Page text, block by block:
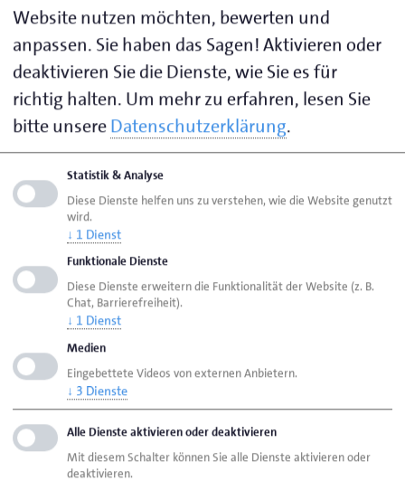
benötigten Materialien/Werkzeuge.
Blockplan:
Plan Maurer:in 1. Lehrjahr (100,48 KB)
Maurer/in 1. Lehrjahr
Plan Maurer:in 3. Lehrjahr (95,17 KB)
Materialliste:
MITZUBRINGEN Maurer:in (27,60 KB)
Wo finden die Lehrgänge statt?
In dem Kompetenzzentrum der Handwerkskammer
Bremen Handwerk gGmbH. Im Eingangsbereich
finden Sie die Information - hier wird Ihnen der Weg
zu ihrer Werkstatt gezeigt.
Adresse und Anfahrt
Website nutzen möchten, bewerten und
anpassen. Sie haben das Sagen! Aktivieren oder
deaktivieren Sie die Dienste, wie Sie es für
richtig halten. Um mehr zu erfahren, lesen Sie
bitte unsereDatenschutzerklärung.
Statistik & Analyse
Diese Dienste helfen uns zu verstehen, wie die Website genutzt
wird.
↓ 1 Dienst
Funktionale Dienste
Diese Dienste erweitern die Funktionalität der Website (z. B.
Chat, Barrierefreiheit).
↓ 1 Dienst
Medien
Eingebettete Videos von externen Anbietern.
↓ 3 Dienste
Alle Dienste aktivieren oder deaktivieren
Mit diesem Schalter können Sie alle Dienste aktivieren oder
deaktivieren.